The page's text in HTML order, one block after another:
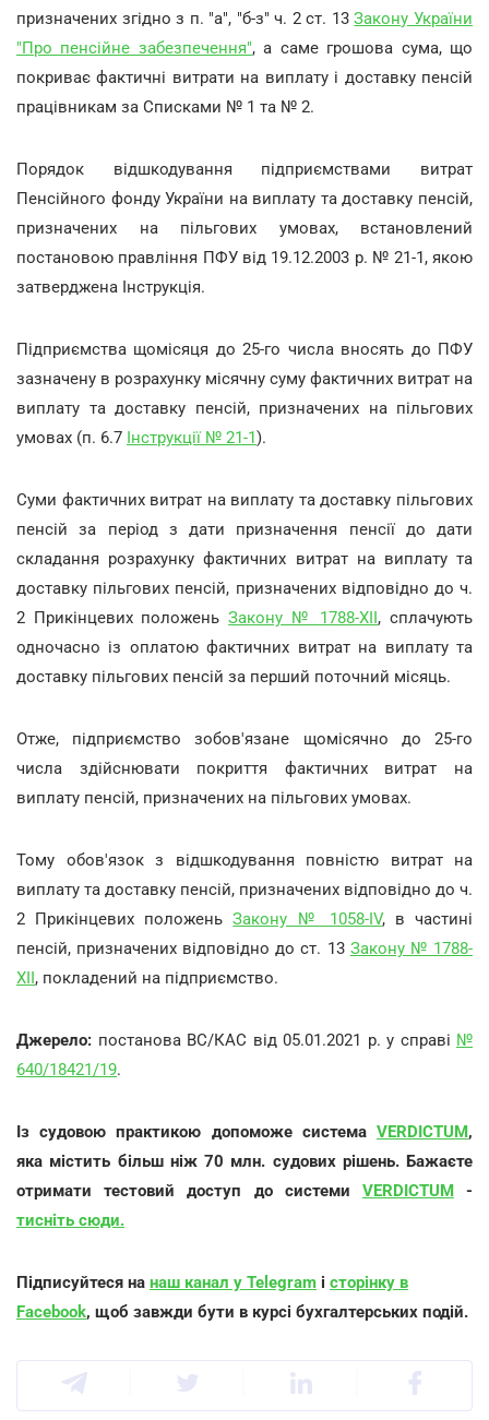
призначених згідно з п. "а", "б-з" ч. 2 ст. 13Закону України
"Про пенсійне забезпечення", а саме грошова сума, що
покриває фактичні витрати на виплату і доставку пенсій
працівникам за Списками № 1 та № 2.
Порядок відшкодування підприємствами витрат
Пенсійного фонду України на виплату та доставку пенсій,
призначених на пільгових умовах, встановлений
постановою правління ПФУ від 19.12.2003 р. № 21-1, якою
затверджена Інструкція.
Підприємства щомісяця до 25-го числа вносять до ПФУ
зазначену в розрахунку місячну суму фактичних витрат на
виплату та доставку пенсій, призначених на пільгових
умовах (п. 6.7 Інструкції № 21-1).
Суми фактичних витрат на виплату та доставку пільгових
пенсій за період з дати призначення пенсії до дати
складання розрахунку фактичних витрат на виплату та
доставку пільгових пенсій, призначених відповідно до ч.
2 Прикінцевих положеньЗакону № 1788-XII, сплачують
одночасно із оплатою фактичних витрат на виплату та
доставку пільгових пенсій за перший поточний місяць.
Отже, підприємство зобов'язане щомісячно до 25-го
числа здійснювати покриття фактичних витрат на
виплату пенсій, призначених на пільгових умовах.
Тому обов'язок з відшкодування повністю витрат на
виплату та доставку пенсій, призначених відповідно до ч.
2 Прикінцевих положеньЗакону № 1058-IV, в частині
пенсій, призначених відповідно до ст. 13 Закону № 1788-
XII, покладений на підприємство.
Джерело: постанова ВС/КАС від 05.01.2021 р. у справі №
640/18421/19.
Із судовою практикою допоможе система VERDICTUM,
яка містить більш ніж 70 млн. судових рішень. Бажаєте
отримати тестовий доступ до системи VERDICTUM-
тисніть сюди.
Підписуйтеся на наш канал у Telegram і сторінку в
Facebook, щоб завжди бути в курсі бухгалтерських подій.